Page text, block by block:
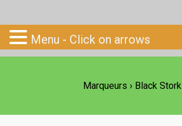
Go-South
Marqueurs › Black Stork
Menu - Click on arrows